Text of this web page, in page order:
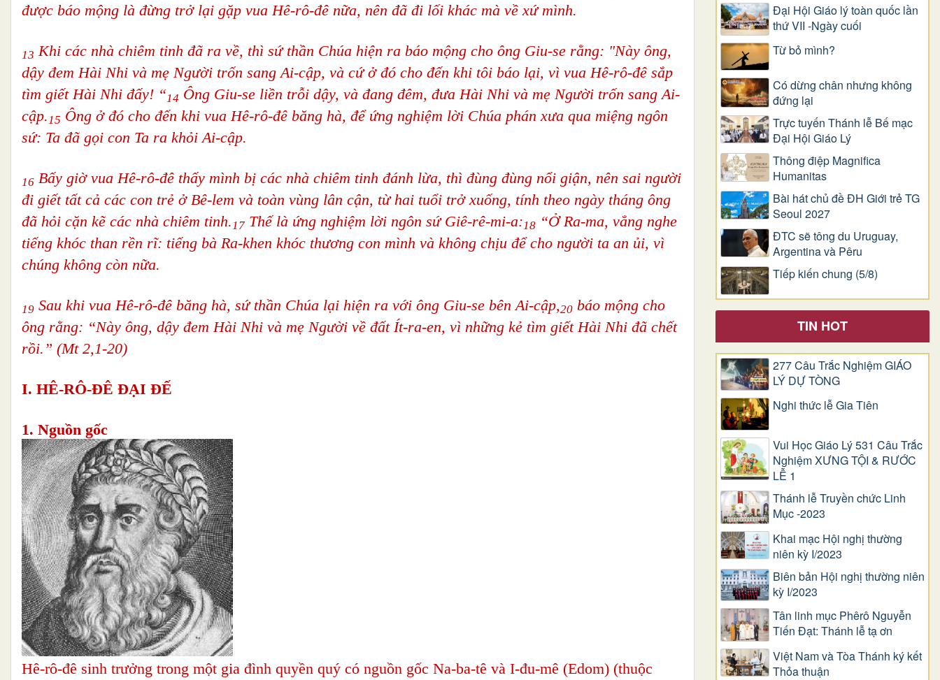
được báo mộng là đừng trở lại gặp vua Hê-rô-đê nữa, nên đã đi lối khác mà về xứ mình.
13 Khi các nhà chiêm tinh đã ra về, thì sứ thần Chúa hiện ra báo mộng cho ông Giu-se rằng: "Này ông,
dậy đem Hài Nhi và mẹ Người trốn sang Ai-cập, và cứ ở đó cho đến khi tôi báo lại, vì vua Hê-rô-đê sắp
tìm giết Hài Nhi đấy! “14 Ông Giu-se liền trỗi dậy, và đang đêm, đưa Hài Nhi và mẹ Người trốn sang Ai-
cập. 15 Ông ở đó cho đến khi vua Hê-rô-đê băng hà, để ứng nghiệm lời Chúa phán xưa qua miệng ngôn
sứ: Ta đã gọi con Ta ra khỏi Ai-cập.
16 Bấy giờ vua Hê-rô-đê thấy mình bị các nhà chiêm tinh đánh lừa, thì đùng đùng nổi giận, nên sai người
đi giết tất cả các con trẻ ở Bê-lem và toàn vùng lân cận, từ hai tuổi trở xuống, tính theo ngày tháng ông
đã hỏi cặn kẽ các nhà chiêm tinh. 17 Thế là ứng nghiệm lời ngôn sứ Giê-rê-mi-a:18 “Ở Ra-ma, vẳng nghe
tiếng khóc than rền rĩ: tiếng bà Ra-khen khóc thương con mình và không chịu để cho người ta an ủi, vì
chúng không còn nữa.
19 Sau khi vua Hê-rô-đê băng hà, sứ thần Chúa lại hiện ra với ông Giu-se bên Ai-cập,20 báo mộng cho
ông rằng: “Này ông, dậy đem Hài Nhi và mẹ Người về đất Ít-ra-en, vì những kẻ tìm giết Hài Nhi đã chết
rồi.” (Mt 2,1-20)
I. HÊ-RÔ-ĐÊ ĐẠI ĐẾ
1. Nguồn gốc
Hê-rô-đê sinh trưởng trong một gia đình quyền quý có nguồn gốc Na-ba-tê và I-đu-mê (Edom) (thuộc
Đại Hội Giáo lý toàn quốc lần
thứ VII -Ngày cuối
Từ bỏ mình?
Có dừng chân nhưng không
đứng lại
Trực tuyến Thánh lễ Bế mạc
Đại Hội Giáo Lý
Thông điệp Magnifica
Humanitas
Bài hát chủ đề ĐH Giới trẻ TG
Seoul 2027
ĐTC sẽ tông du Uruguay,
Argentina và Pêru
Tiếp kiến chung (5/8)
TIN HOT
277 Câu Trắc Nghiệm GIÁO
LÝ DỰ TÒNG
Nghi thức lễ Gia Tiên
Vui Học Giáo Lý 531 Câu Trắc
Nghiệm XƯNG TỘI & RƯỚC
LỄ 1
Thánh lễ Truyền chức Linh
Mục -2023
Khai mạc Hội nghị thường
niên kỳ I/2023
Biên bản Hội nghị thường niên
kỳ I/2023
Tân linh mục Phêrô Nguyễn
Tiến Đạt: Thánh lễ tạ ơn
Việt Nam và Tòa Thánh ký kết
Thỏa thuận